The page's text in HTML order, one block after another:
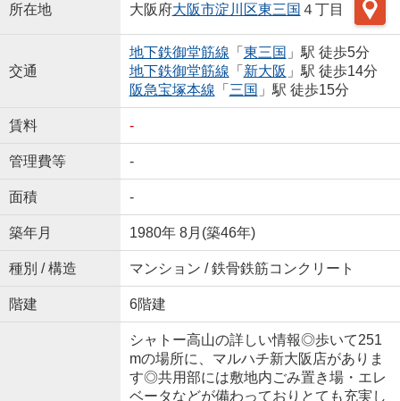
所在地 大阪府大阪市淀川区東三国 ４丁目
交通
地下鉄御堂筋線 「 東三国 」駅 徒歩5分
地下鉄御堂筋線 「 新大阪 」駅 徒歩14分
阪急宝塚本線 「 三国 」駅 徒歩15分
賃料 -
管理費等 -
面積 -
築年月 1980年 8月(築46年)
種別 / 構造 マンション / 鉄骨鉄筋コンクリート
階建 6階建
シャトー高山の詳しい情報◎歩いて251
mの場所に、マルハチ新大阪店がありま
す◎共用部には敷地内ごみ置き場・エレ
ベータなどが備わっておりとても充実し